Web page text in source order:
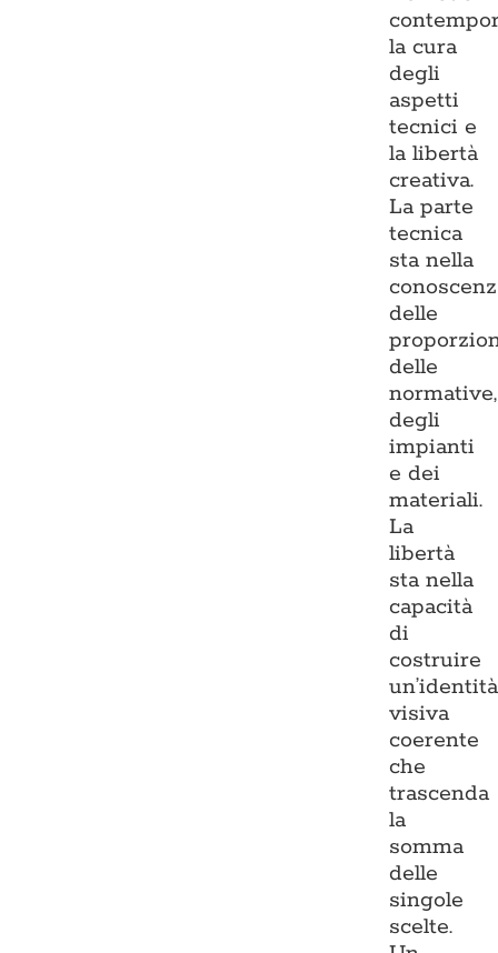
la cura
degli
aspetti
tecnici e
la libertà
creativa.
La parte
tecnica
sta nella
delle
delle
normative,
degli
impianti
e dei
materiali.
La
libertà
sta nella
capacità
di
costruire
un’identità
visiva
coerente
che
trascenda
la
somma
delle
singole
scelte.